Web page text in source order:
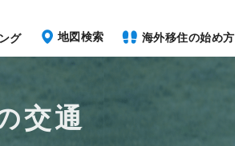
グ 地図検索 海外移住の始め方
交通